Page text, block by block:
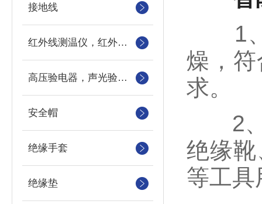
接地线
红外线测温仪，红外测温仪，测温枪，测温计
高压验电器，声光验电器，语言验电器，直流验电器，高压验电笔
安全帽
绝缘手套
绝缘垫
1、
燥，
求。
2、
绝缘
等工具